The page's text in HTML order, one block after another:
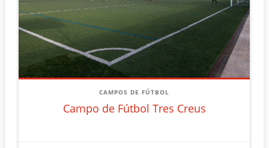
CAMPOS DE FÚTBOL
Campo de Fútbol Tres Creus